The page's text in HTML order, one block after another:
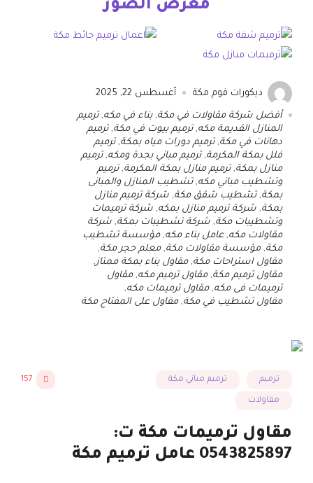
معرض الصور
ديكورات فوم مكة أغسطس 22, 2025
أفضل شركة مقاولات في مكة,بناء في مكه,ترميم
المنازل القديمة مكه,ترميم بيوت في مكة,ترميم
دهانات في مكة,ترميم دورات مياه بمكة,ترميم
فلل بمكة المكرمة,ترميم مباني بجدة ومكه,ترميم
منازل بمكة,ترميم منازل بمكة المكرمة,ترميم
وتشطيب مباني مكه,تشطيب المنازل والمبانى
بمكة,تشطيب شقق مكة, شركة ترميم منازل
بمكة, شركة ترميم منازل بمكه, شركة ترميمات
وتشطيبات مكة, شركة تشطيبات بمكة, شركة
مقاولات مكه, عامل بناء مكه,مؤسسة تشطيب
مكة,مؤسسة مقاولات مكة,معلم حجر مكة,
مقاول استراحات مكة,مقاول بناء بمكة ممتاز ,
مقاول ترميم مكة,مقاول ترميم مكه,مقاول
ترميمات فى مكه,مقاول ترميمات مكه,
مقاول تشطيب في مكة,مقاول على المفتاح مكة
ترميم ترميم مباني مكة
مقاولات
157
مقاول ترميمات مكة ت:
0543825897 عامل ترميم مكة